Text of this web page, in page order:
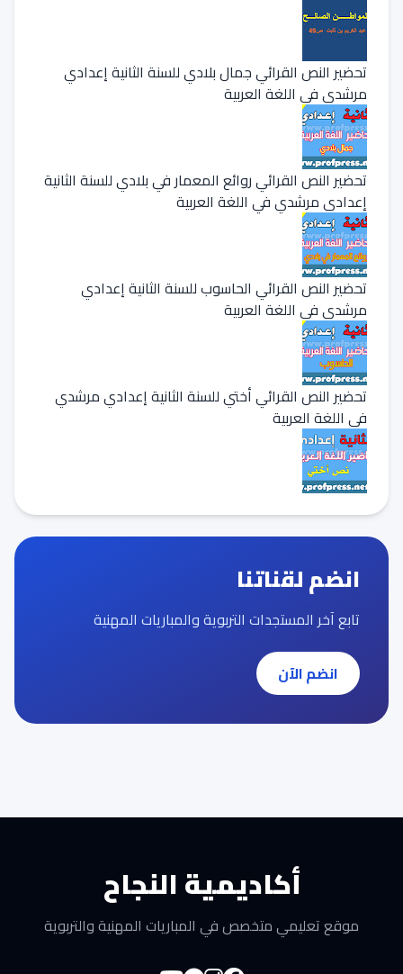
تحضير النص القرائي جمال بلادي للسنة الثانية إعدادي
مرشدي في اللغة العربية
تحضير النص القرائي روائع المعمار في بلادي للسنة الثانية
إعدادي مرشدي في اللغة العربية
تحضير النص القرائي الحاسوب للسنة الثانية إعدادي
مرشدي في اللغة العربية
تحضير النص القرائي أختي للسنة الثانية إعدادي مرشدي
في اللغة العربية
انضم لقناتنا
تابع آخر المستجدات التربوية والمباريات المهنية
انضم الآن
أكاديمية النجاح
موقع تعليمي متخصص في المباريات المهنية والتربوية